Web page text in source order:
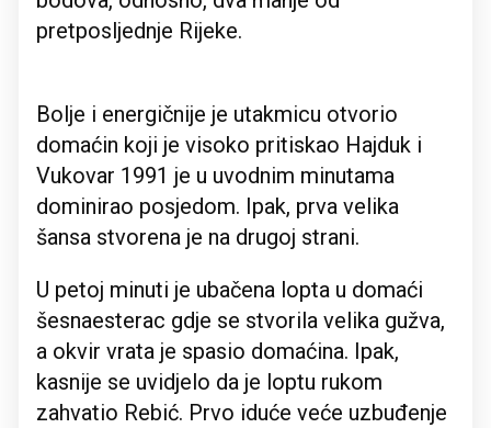
pretposljednje Rijeke.
Bolje i energičnije je utakmicu otvorio
domaćin koji je visoko pritiskao Hajduk i
Vukovar 1991 je u uvodnim minutama
dominirao posjedom. Ipak, prva velika
šansa stvorena je na drugoj strani.
U petoj minuti je ubačena lopta u domaći
šesnaesterac gdje se stvorila velika gužva,
a okvir vrata je spasio domaćina. Ipak,
kasnije se uvidjelo da je loptu rukom
zahvatio Rebić. Prvo iduće veće uzbuđenje